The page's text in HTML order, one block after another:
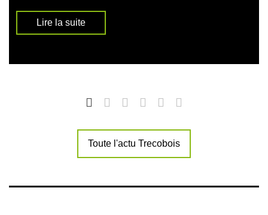
Lire la suite
Toute l'actu Trecobois